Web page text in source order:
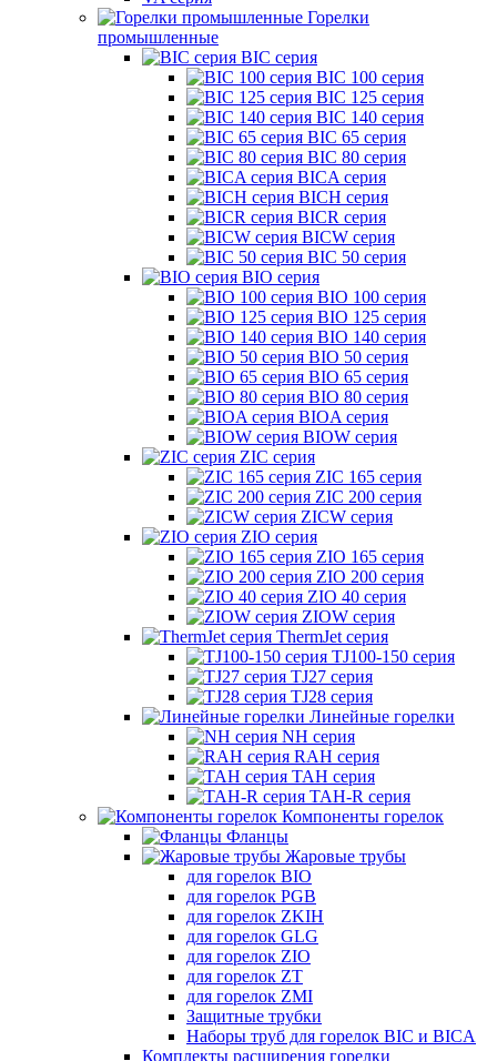
Горелки
промышленные
BIC серия
BIC 100 серия
BIC 125 серия
BIC 140 серия
BIC 65 серия
BIC 80 серия
BICA серия
BICH серия
BICR серия
BICW серия
BIC 50 серия
BIO серия
BIO 100 серия
BIO 125 серия
BIO 140 серия
BIO 50 серия
BIO 65 серия
BIO 80 серия
BIOA серия
BIOW серия
ZIC серия
ZIC 165 серия
ZIC 200 серия
ZICW серия
ZIO серия
ZIO 165 серия
ZIO 200 серия
ZIO 40 серия
ZIOW серия
ThermJet серия
TJ100-150 серия
TJ27 серия
TJ28 серия
Линейные горелки
NH серия
RAH серия
TAH серия
TAH-R серия
Компоненты горелок
Фланцы
Жаровые трубы
для горелок BIO
для горелок PGB
для горелок ZKIH
для горелок GLG
для горелок ZIO
для горелок ZT
для горелок ZMI
Защитные трубки
Наборы труб для горелок BIC и BICA
Комплекты расширения горелки